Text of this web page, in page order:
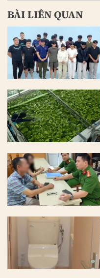
BÀI LIÊN QUAN